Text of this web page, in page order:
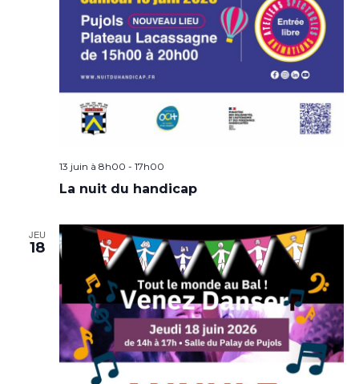
13 juin à 8h00 - 17h00
La nuit du handicap
JEU
18